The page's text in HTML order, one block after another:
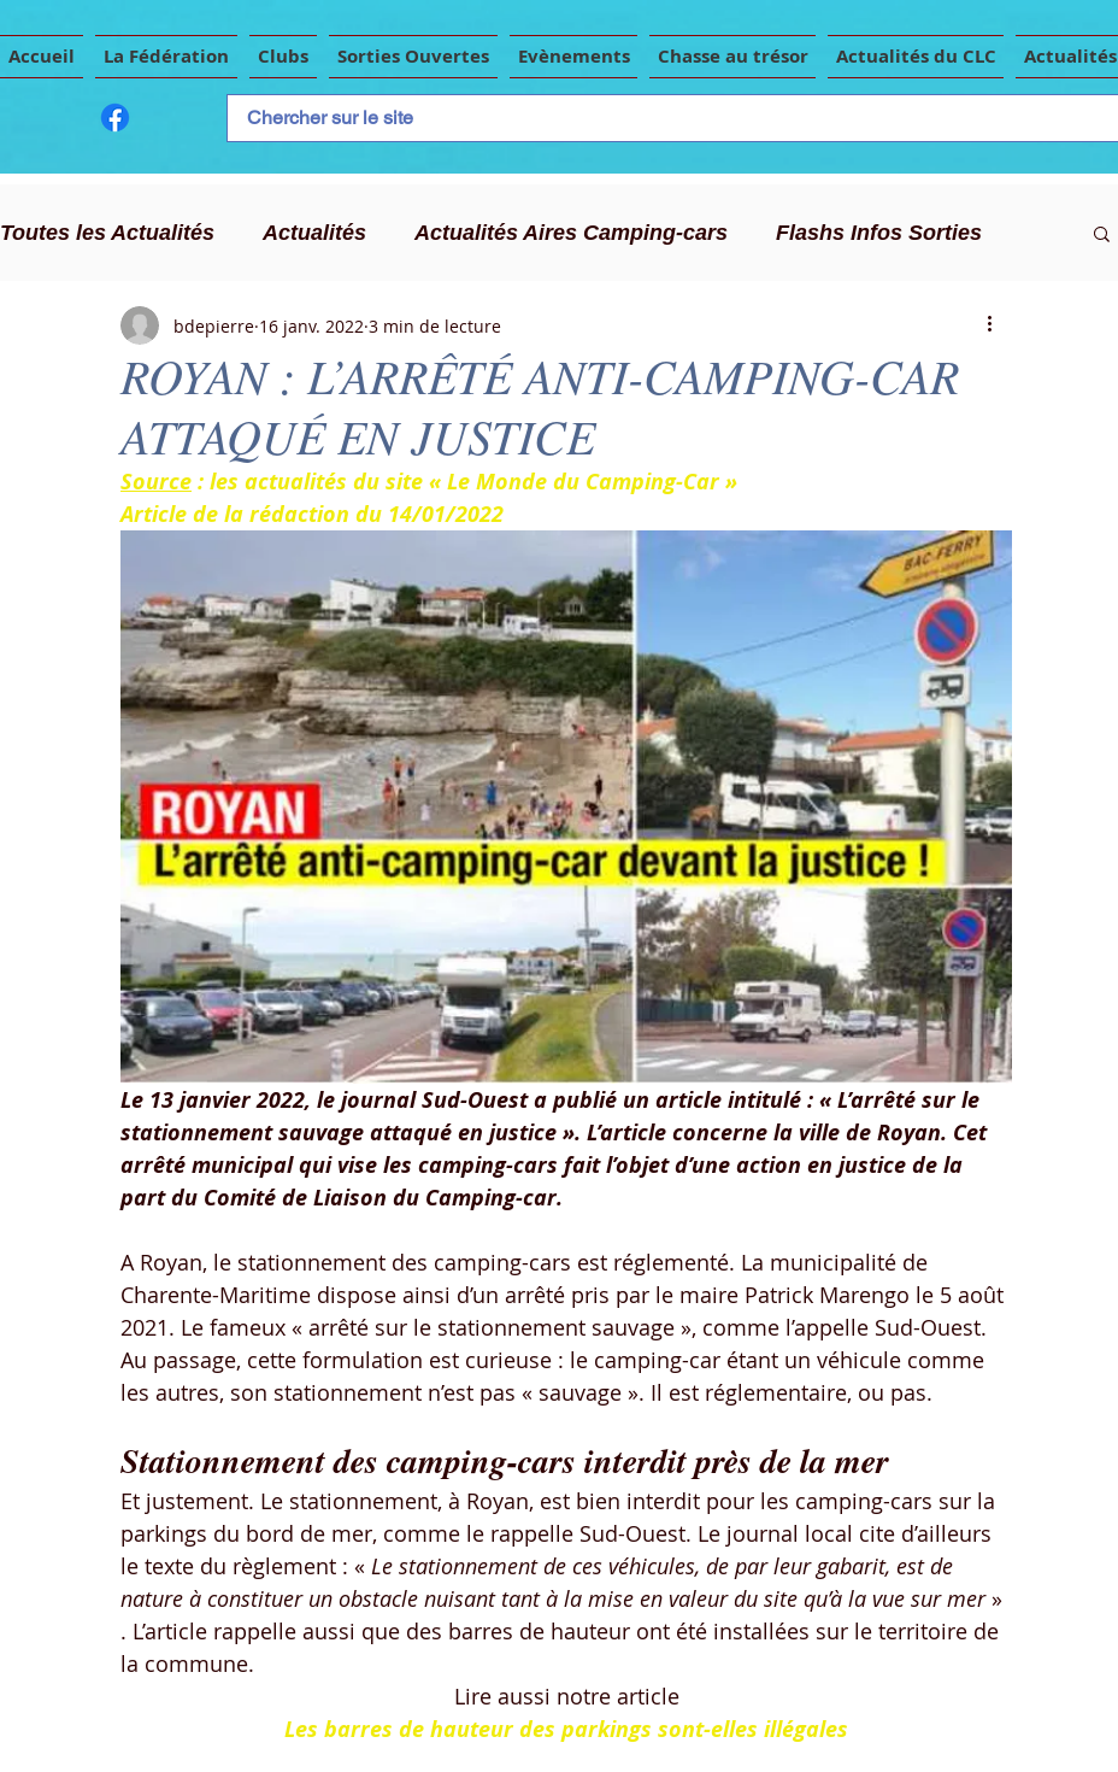
Accueil La Fédération Clubs Sorties Ouvertes Evènements Chasse au trésor Actualités du CLC Actualités
Toutes les Actualités Actualités Actualités Aires Camping-cars Flashs Infos Sorties
Publicité Evènements Importants Articles de presse
Chasse au trésor
ROYAN : L’ARRÊTÉ ANTI-CAMPING-CAR
ATTAQUÉ EN JUSTICE
bdepierre 16 janv. 2022 3 min de lecture
Source : les actualités du site « Le Monde du Camping-Car »
Article de la rédaction du 14/01/2022
Le 13 janvier 2022, le journal Sud-Ouest a publié un article intitulé : « L’arrêté sur le
stationnement sauvage attaqué en justice ». L’article concerne la ville de Royan. Cet
arrêté municipal qui vise les camping-cars fait l’objet d’une action en justice de la
part du Comité de Liaison du Camping-car.
A Royan, le stationnement des camping-cars est réglementé. La municipalité de
Charente-Maritime dispose ainsi d’un arrêté pris par le maire Patrick Marengo le 5 août
2021. Le fameux « arrêté sur le stationnement sauvage », comme l’appelle Sud-Ouest.
Au passage, cette formulation est curieuse : le camping-car étant un véhicule comme
les autres, son stationnement n’est pas « sauvage ». Il est réglementaire, ou pas.
Stationnement des camping-cars interdit près de la mer
Et justement. Le stationnement, à Royan, est bien interdit pour les camping-cars sur la
parkings du bord de mer, comme le rappelle Sud-Ouest. Le journal local cite d’ailleurs
le texte du règlement : « Le stationnement de ces véhicules, de par leur gabarit, est de
nature à constituer un obstacle nuisant tant à la mise en valeur du site qu’à la vue sur mer »
. L’article rappelle aussi que des barres de hauteur ont été installées sur le territoire de
la commune.
Lire aussi notre article
Les barres de hauteur des parkings sont-elles illégales